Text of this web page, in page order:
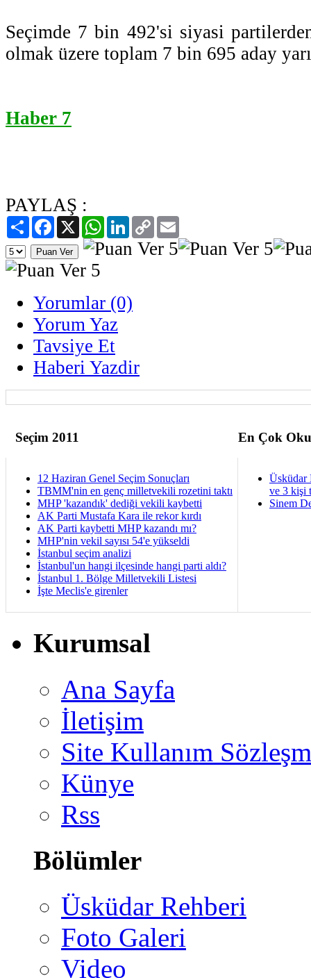
Seçimde 7 bin 492'si siyasi
olmak üzere toplam 7 bin 695 aday
Haber 7
PAYLAŞ :
PaylaşFacebook
X WhatsAppLinkedIn
Copy
Link
Yorumlar (0)
Yorum Yaz
Tavsiye Et
Haberi Yazdir
Seçim 2011 En Çok
12 Haziran Genel Seçim Sonuçları
TBMM'nin en genç milletvekili rozetini taktı
MHP 'kazandık' dediği vekili kaybetti
AK Parti Mustafa Kara ile rekor kırdı
AK Parti kaybetti MHP kazandı mı?
MHP'nin vekil sayısı 54'e yükseldi
İstanbul seçim analizi
İstanbul'un hangi ilçesinde hangi parti aldı?
İstanbul 1. Bölge Milletvekili Listesi
İşte Meclis'e girenler
Üsküdar
ve 3 kişi
Sinem
Kurumsal
Ana Sayfa
İletişim
Site Kullanım
Künye
Rss
Bölümler
Üsküdar Rehberi
Foto Galeri
Video